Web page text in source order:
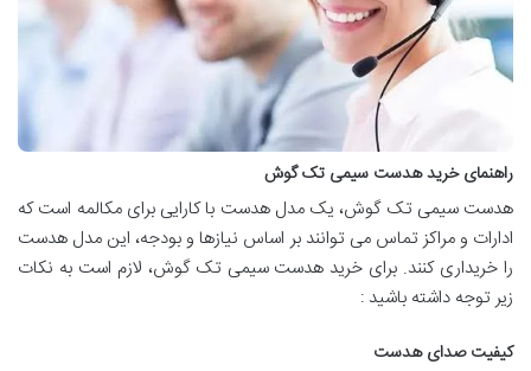
راهنمای خرید هدست سیمی تک گوش
هدست سیمی تک گوش، یک مدل هدست با کارایی برای مکالمه است که
ادارات و مراکز تماس می توانند بر اساس نیازها و بودجه، این مدل هدست
را خریداری کنند. برای خرید هدست سیمی تک گوش، لازم است به نکات
زیر توجه داشته باشید :
کیفیت صدای هدست